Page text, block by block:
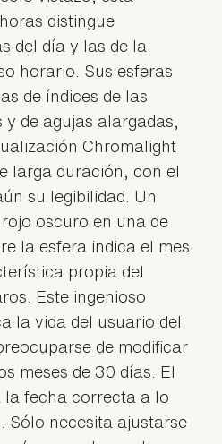
distingue
del día y las de la
horario. Sus esferas
de índices de las
de agujas alargadas,
Chromalight
larga duración, con el
su legibilidad. Un
oscuro en una de
la esfera indica el mes
propia del
Este ingenioso
la vida del usuario del
de modificar
meses de 30 días. El
la fecha correcta a lo
Sólo necesita ajustarse